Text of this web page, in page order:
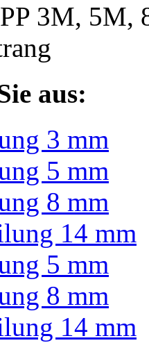
3M, 5M,
aus:
3 mm
5 mm
8 mm
14 mm
5 mm
8 mm
14 mm